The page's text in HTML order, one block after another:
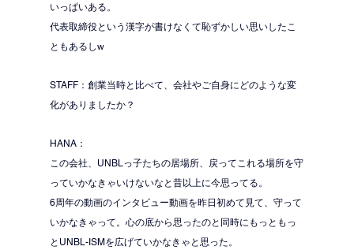
いっぱいある。
代表取締役という漢字が書けなくて恥ずかしい思いしたこ
ともあるしw
STAFF：創業当時と比べて、会社やご自身にどのような変
化がありましたか？
HANA：
この会社、UNBLっ子たちの居場所、戻ってこれる場所を守
っていかなきゃいけないなと昔以上に今思ってる。
6周年の動画のインタビュー動画を昨日初めて見て、守って
いかなきゃって。心の底から思ったのと同時にもっともっ
とUNBL-ISMを広げていかなきゃと思った。